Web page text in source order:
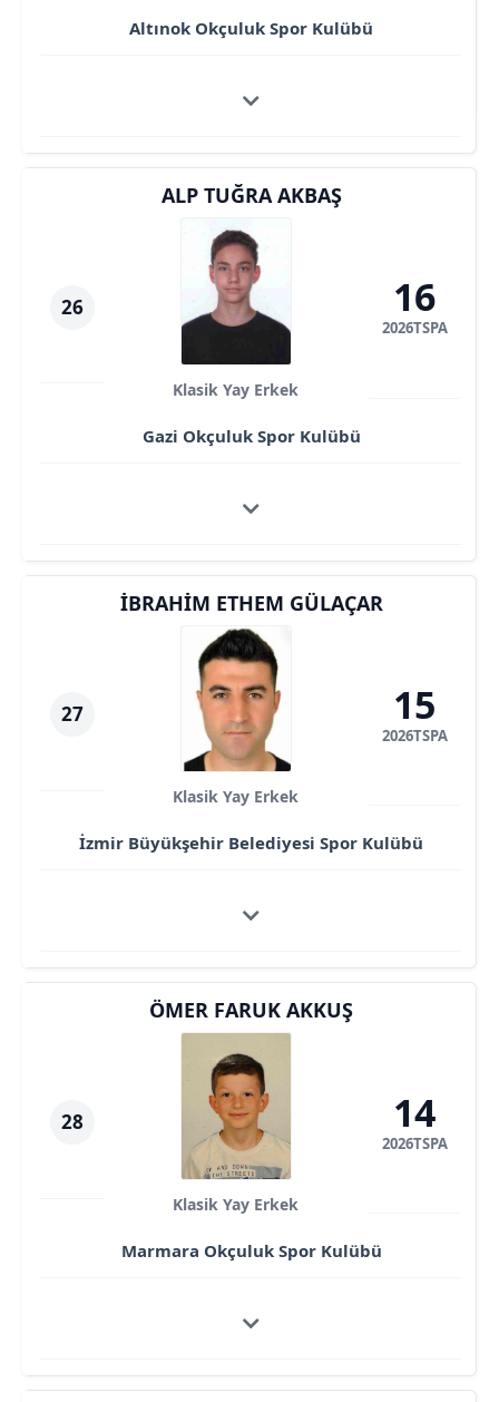
Altınok Okçuluk Spor Kulübü
26
ALP TUĞRA AKBAŞ
Klasik Yay Erkek
Gazi Okçuluk Spor Kulübü
16
2026TSPA
27
İBRAHIM ETHEM GÜLAÇAR
Klasik Yay Erkek
İzmir Büyükşehir Belediyesi Spor Kulübü
15
2026TSPA
28
ÖMER FARUK AKKUŞ
Klasik Yay Erkek
Marmara Okçuluk Spor Kulübü
14
2026TSPA